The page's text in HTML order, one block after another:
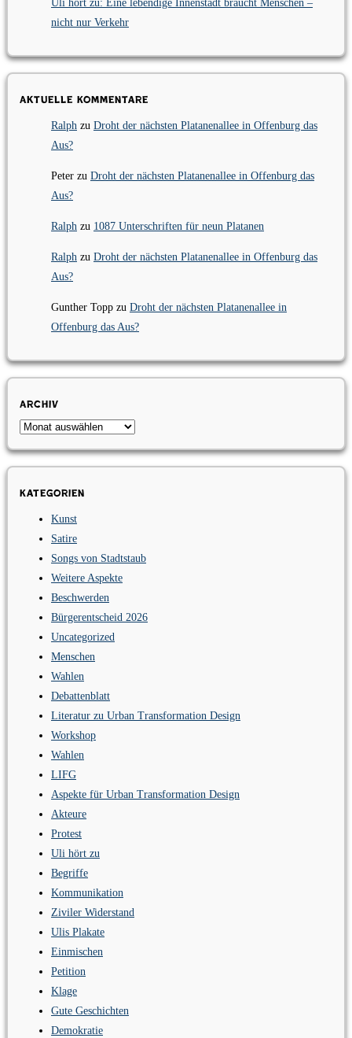
Uli hört zu: Eine lebendige Innenstadt braucht Menschen –
nicht nur Verkehr
Aktuelle Kommentare
Ralph zu Droht der nächsten Platanenallee in Offenburg das
Aus?
Peter zu Droht der nächsten Platanenallee in Offenburg das
Aus?
Ralph zu 1087 Unterschriften für neun Platanen
Ralph zu Droht der nächsten Platanenallee in Offenburg das
Aus?
Gunther Topp zu Droht der nächsten Platanenallee in
Offenburg das Aus?
Archiv
Archiv
Kategorien
Kunst
Satire
Songs von Stadtstaub
Weitere Aspekte
Beschwerden
Bürgerentscheid 2026
Uncategorized
Menschen
Wahlen
Debattenblatt
Literatur zu Urban Transformation Design
Workshop
Wahlen
LIFG
Aspekte für Urban Transformation Design
Akteure
Protest
Uli hört zu
Begriffe
Kommunikation
Ziviler Widerstand
Ulis Plakate
Einmischen
Petition
Klage
Gute Geschichten
Demokratie